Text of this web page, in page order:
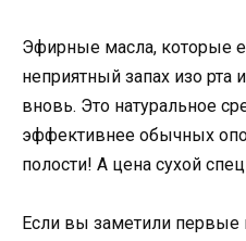
Эфирные масла, которые
неприятный запах изо рта
вновь. Это натуральное
эффективнее обычных
полости! А цена сухой
Если вы заметили первые